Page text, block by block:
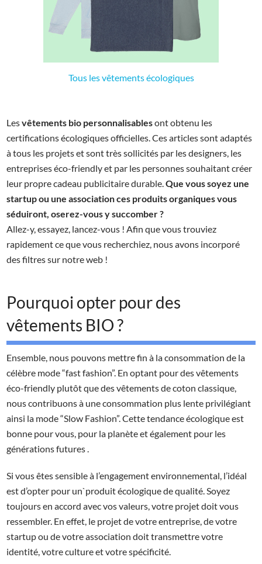
Tous les vêtements écologiques
Lesvêtements bio personnalisablesont obtenu les
certifications écologiques officielles. Ces articles sont adaptés
à tous les projets et sont très sollicités par les designers, les
entreprises éco-friendly et par les personnes souhaitant créer
leur propre cadeau publicitaire durable.Que vous soyez une
startup ou une association ces produits organiques vous
séduiront, oserez-vous y succomber ?
Allez-y, essayez, lancez-vous ! Afin que vous trouviez
rapidement ce que vous recherchiez, nous avons incorporé
des filtres sur notre web !
Pourquoi opter pour des
vêtements BIO ?
Ensemble, nous pouvons mettre fin à la consommation de la
célèbre mode “fast fashion”. En optant pour des vêtements
éco-friendly plutôt que des vêtements de coton classique,
nous contribuons à une consommation plus lente privilégiant
ainsi la mode “Slow Fashion”. Cette tendance écologique est
bonne pour vous, pour la planète et également pour les
générations futures .
Si vous êtes sensible à l’engagement environnemental, l’idéal
est d’opter pour un`produit écologique de qualité. Soyez
toujours en accord avec vos valeurs, votre projet doit vous
ressembler. En effet, le projet de votre entreprise, de votre
startup ou de votre association doit transmettre votre
identité, votre culture et votre spécificité.